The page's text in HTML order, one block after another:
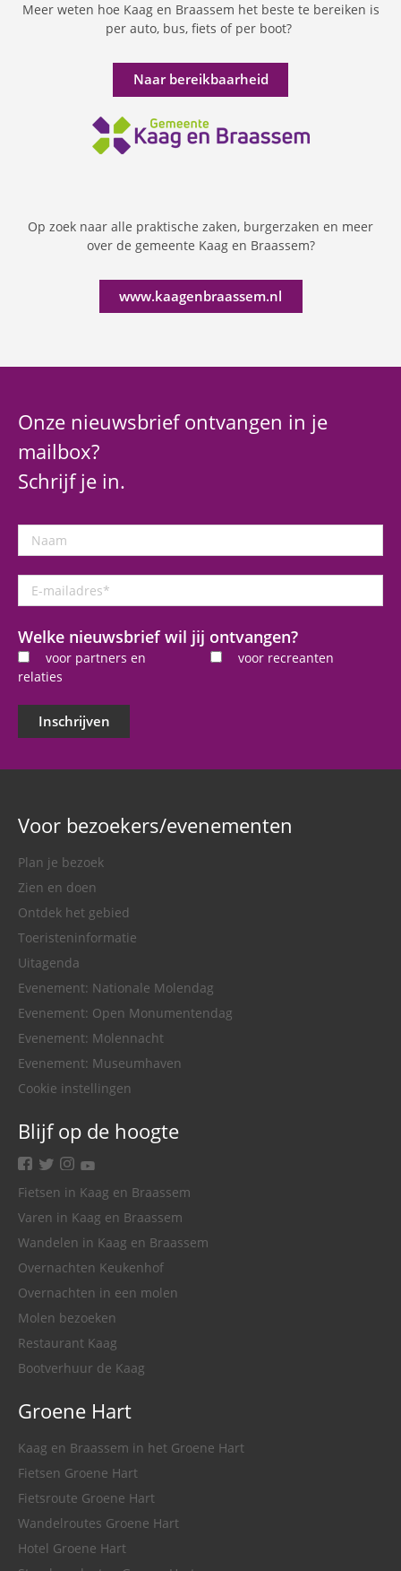
Meer weten hoe Kaag en Braassem het beste te bereiken is
per auto, bus, fiets of per boot?
Naar bereikbaarheid
Op zoek naar alle praktische zaken, burgerzaken en meer
over de gemeente Kaag en Braassem?
www.kaagenbraassem.nl
Onze nieuwsbrief ontvangen in je
mailbox?
Schrijf je in.
Naam
mailadres
Welke nieuwsbrief wil jij ontvangen?
voor partners en
relaties
voor recreanten
Inschrijven
Voor bezoekers/evenementen
Plan je bezoek
Zien en doen
Ontdek het gebied
Toeristeninformatie
Uitagenda
Evenement: Nationale Molendag
Evenement: Open Monumentendag
Evenement: Molennacht
Evenement: Museumhaven
Cookie instellingen
Blijf op de hoogte
facebook
twitterinstagram
youtube
Fietsen in Kaag en Braassem
Varen in Kaag en Braassem
Wandelen in Kaag en Braassem
Overnachten Keukenhof
Overnachten in een molen
Molen bezoeken
Restaurant Kaag
Bootverhuur de Kaag
Groene Hart
Kaag en Braassem in het Groene Hart
Fietsen Groene Hart
Fietsroute Groene Hart
Wandelroutes Groene Hart
Hotel Groene Hart